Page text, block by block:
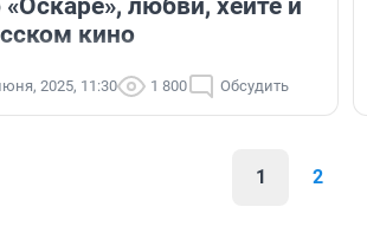
кино
2025, 11:30 1 800 Обсудить
1 2